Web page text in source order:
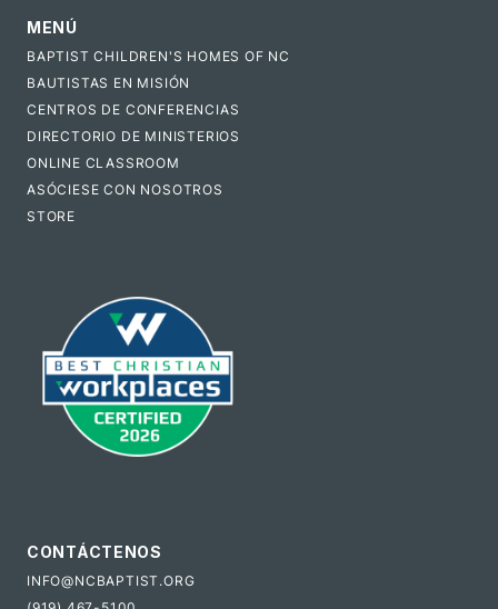
MENÚ
BAPTIST CHILDREN'S HOMES OF NC
BAUTISTAS EN MISIÓN
CENTROS DE CONFERENCIAS
DIRECTORIO DE MINISTERIOS
ONLINE CLASSROOM
ASÓCIESE CON NOSOTROS
STORE
CONTÁCTENOS
INFO@NCBAPTIST.ORG